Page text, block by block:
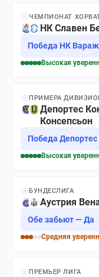
ЧЕМПИОНАТ
НК Славен
Победа НК
Высокая
ПРИМЕРА
Депортес
Консепсьон
Победа Депортес
Высокая
БУНДЕСЛИГА
Аустрия
Обе забьют — Да
Средняя
ПРЕМЬЕР ЛИГА